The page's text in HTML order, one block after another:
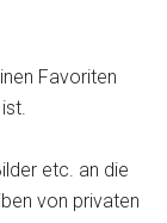
Favoriten
etc. an die
von privaten